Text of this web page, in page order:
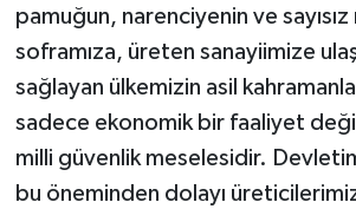
pamuğun, narenciyenin ve
soframıza, üreten sanayiimize
sağlayan ülkemizin asil
sadece ekonomik bir faaliyet
milli güvenlik meselesidir.
bu öneminden dolayı